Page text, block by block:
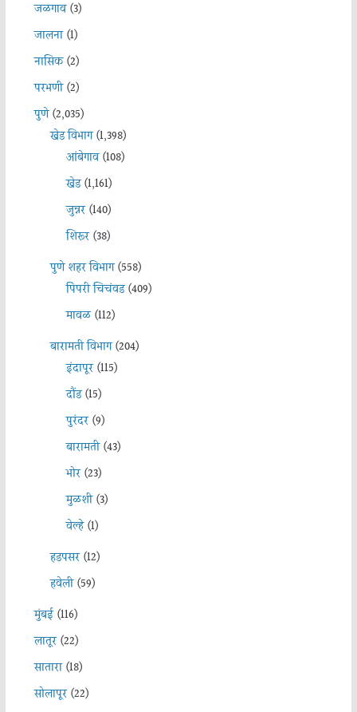
जळगाव(3)
जालना(1)
नासिक(2)
परभणी(2)
पुणे(2,035)
खेड विभाग(1,398)
आंबेगाव(108)
खेड(1,161)
जुन्नर(140)
शिरूर(38)
पुणे शहर विभाग(558)
पिंपरी चिचंवड(409)
मावळ(112)
बारामती विभाग(204)
इंदापूर(115)
दौंड(15)
पुरंदर(9)
बारामती(43)
भोर(23)
मुळशी(3)
वेल्हे(1)
हडपसर(12)
हवेली(59)
मुंबई(116)
लातूर(22)
सातारा(18)
सोलापूर(22)